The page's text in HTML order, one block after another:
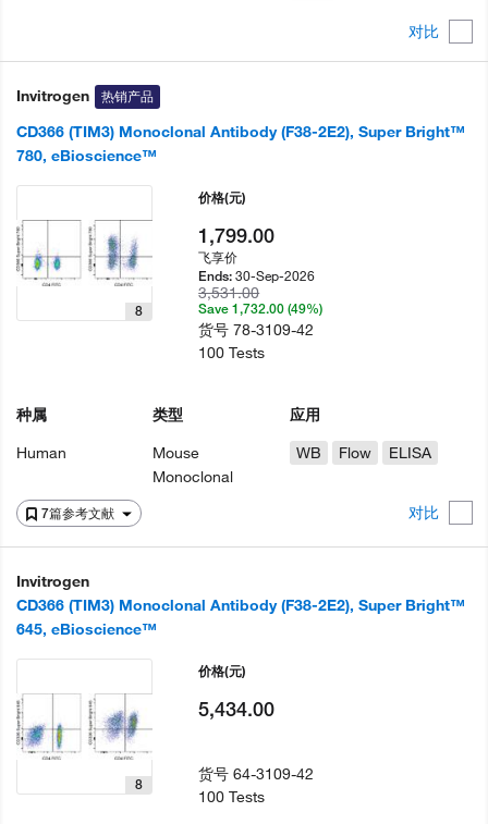
对比
Invitrogen 热销产品
CD366 (TIM3) Monoclonal Antibody (F38-2E2), Super Bright™
780, eBioscience™
7篇参考文献 对比
8
种属
Human
类型
Mouse
Monoclonal
应用
WB
Flow ELISA
价格(元)
1,799.00
飞享价
Ends:30-Sep-2026
3,531.00
Save 1,732.00 (49%)
货号78-3109-42
100 Tests
Invitrogen
CD366 (TIM3) Monoclonal Antibody (F38-2E2), Super Bright™
645, eBioscience™
8
价格(元)
5,434.00
货号64-3109-42
100 Tests